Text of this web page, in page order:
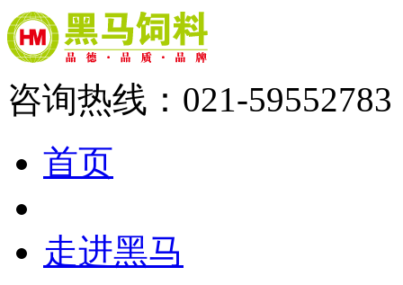
咨询热线：021-59552783
首页
走进黑马